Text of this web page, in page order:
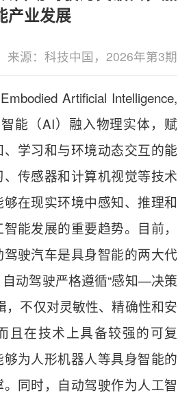
产业发展
来源：科技中国，2026年第3期
Artificial Intelligence,
能（AI）融入物理实体，赋
学习和与环境动态交互的能
传感器和计算机视觉等技术
在现实环境中感知、推理和
能发展的重要趋势。目前，
驶汽车是具身智能的两大代
动驾驶严格遵循“感知—决策
不仅对灵敏性、精确性和安
且在技术上具备较强的可复
为人形机器人等具身智能的
同时，自动驾驶作为人工智